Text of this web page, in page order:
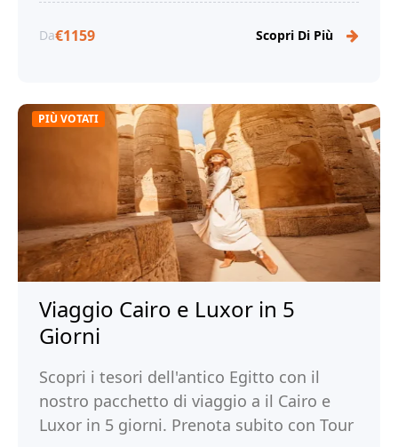
Da€1159 Scopri Di Più
PIÙ VOTATI
Viaggio Cairo e Luxor in 5
Giorni
Scopri i tesori dell'antico Egitto con il
nostro pacchetto di viaggio a il Cairo e
Luxor in 5 giorni. Prenota subito con Tour